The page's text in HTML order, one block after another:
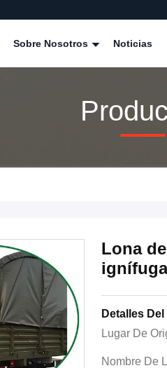
Sobre Nosotros Noticias
Lona
Detalles
Lugar De
Nombre De